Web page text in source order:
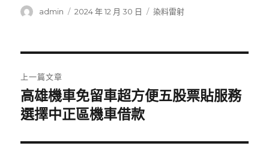
作
admin
發
2024 年 12 月 30 日
分
染料雷射
章
導
覽
上一篇文章
上
一
文
高雄機車免留車超方便五股票貼服務
選擇中正區機車借款